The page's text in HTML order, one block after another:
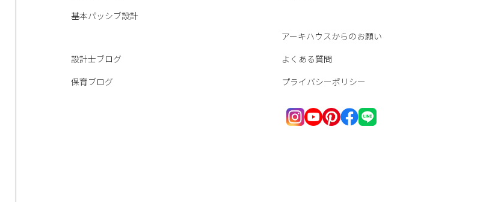
基本パッシブ設計
設計士ブログ
保育ブログ
アーキハウスからのお願い
よくある質問
プライバシーポリシー